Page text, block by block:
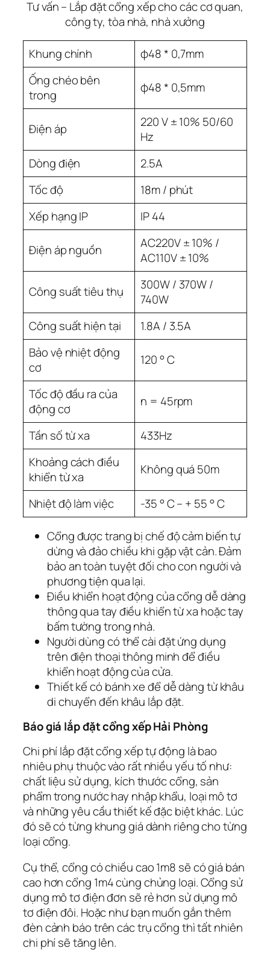
Tư vấn – Lắp đặt cổng xếp cho các cơ quan,
công ty, tòa nhà, nhà xưởng
Khung chính
φ48 * 0,7mm
Ống chéo bên
trong
φ48 * 0,5mm
Điện áp
220 V ± 10% 50/60
Hz
Dòng điện
2.5A
Tốc độ
18m / phút
Xếp hạng IP
IP 44
Điện áp nguồn
AC220V ± 10% /
AC110V ± 10%
Công suất tiêu thụ
300W / 370W /
740W
Công suất hiện tại
1.8A / 3.5A
Bảo vệ nhiệt động
cơ
120 ° C
Tốc độ đầu ra của
động cơ
n = 45rpm
Tần số từ xa
433Hz
Khoảng cách điều
khiển từ xa
Không quá 50m
Nhiệt độ làm việc -35 ° C – + 55 ° C
Cổng được trang bị chế độ cảm biến tự
dừng và đảo chiều khi gặp vật cản. Đảm
bảo an toàn tuyệt đối cho con người và
phương tiện qua lại.
Điều khiển hoạt động của cổng dễ dàng
thông qua tay điều khiển từ xa hoặc tay
bấm tường trong nhà.
Người dùng có thể cài đặt ứng dụng
trên điện thoại thông minh để điều
khiển hoạt động của cửa.
Thiết kế có bánh xe để dễ dàng từ khâu
di chuyển đến khâu lắp đặt.
Báo giá lắp đặt cổng xếp Hải Phòng
Chi phí lắp đặt cổng xếp tự động là bao
nhiêu phụ thuộc vào rất nhiều yếu tố như:
chất liệu sử dụng, kích thước cổng, sản
phẩm trong nước hay nhập khẩu, loại mô tơ
và những yêu cầu thiết kế đặc biệt khác. Lúc
đó sẽ có từng khung giá dành riêng cho từng
loại cổng.
Cụ thể, cổng có chiều cao 1m8 sẽ có giá bán
cao hơn cổng 1m4 cùng chủng loại. Cổng sử
dụng mô tơ điện đơn sẽ rẻ hơn sử dụng mô
tơ điện đôi. Hoặc như bạn muốn gắn thêm
đèn cảnh báo trên các trụ cổng thì tất nhiên
chi phí sẽ tăng lên.